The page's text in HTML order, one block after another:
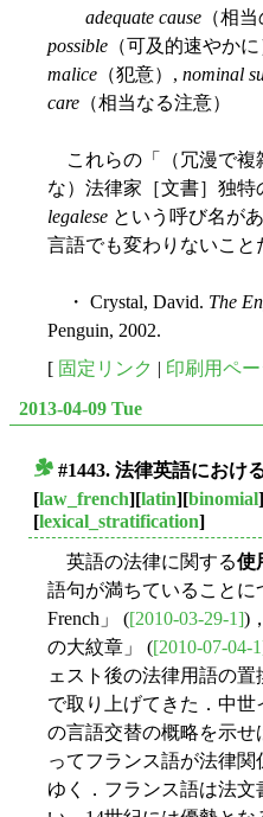
adequate cause （相
possible （可及的速やかに
malice （犯意）, nominal
care （相当なる注意）
これらの「（冗漫で複
な）法律家［文書］独
legalese という呼び名が
言語でも変わりないこと
・ Crystal, David. The
Penguin, 2002.
[ 固定リンク | 印刷用ペ
2013-04-09 Tue
#1443. 法律英語におけ
[law_french][latin][binomial
[lexical_stratification]
英語の法律に関する使
語句が満ちていることに
French」 ([2010-03-29-1])
の大紋章」 ([2010-07-04-
ェスト後の法律用語の置
で取り上げてきた．中
の言語交替の概略を示せ
ってフランス語が法律
ゆく．フランス語は法